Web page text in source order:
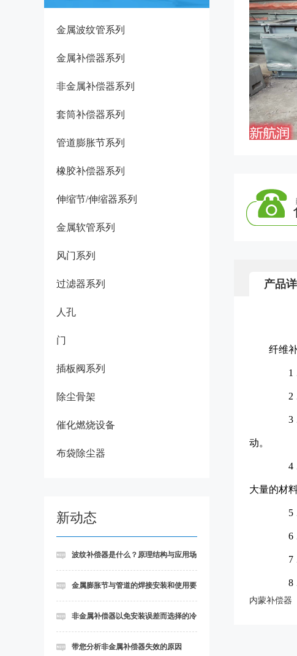
金属波纹管系列
金属补偿器系列
非金属补偿器系列
套筒补偿器系列
管道膨胀节系列
橡胶补偿器系列
伸缩节/伸缩器系列
金属软管系列
风门系列
过滤器系列
人孔
门
插板阀系列
除尘骨架
催化燃烧设备
布袋除尘器
新动态
波纹补偿器是什么？原理结构与应用场
景详解金属膨胀节与管道的焊接安装和使用要
求 非金属补偿器以免安装误差而选择的冷
态进行安装法
带您分析非金属补偿器失效的原因
产品
纤维
1 、
2 、
3 、
动。
4 、
大量的材
5 、
6 、
7 、
8 、
内蒙补偿器